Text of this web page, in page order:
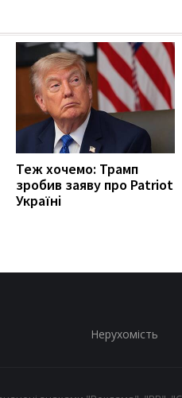
Теж хочемо: Трамп
зробив заяву про Patriot
Україні
Нерухомість